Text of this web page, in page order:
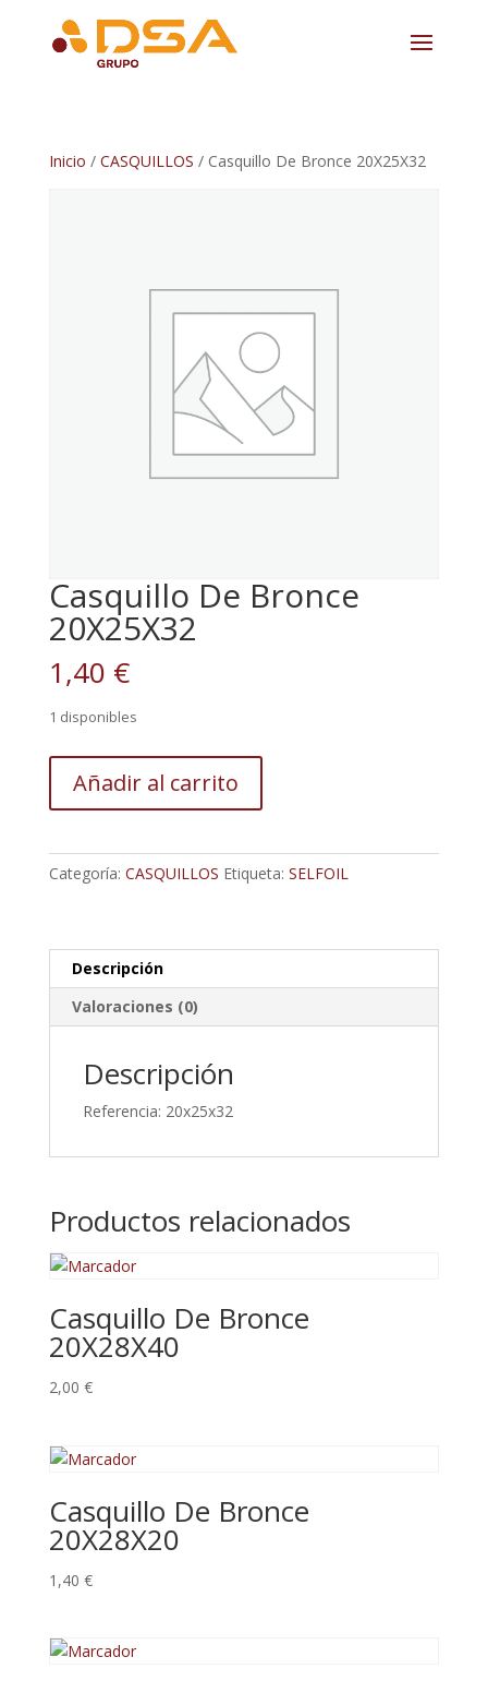
Inicio / CASQUILLOS / Casquillo De Bronce 20X25X32
Casquillo De Bronce
20X25X32
1,40 €
1 disponibles
cantidad
Añadir al carrito
Categoría: CASQUILLOS Etiqueta: SELFOIL
Descripción
Valoraciones (0)
Descripción
Referencia: 20x25x32
Productos relacionados
Casquillo De Bronce
20X28X40
2,00 €
Casquillo De Bronce
20X28X20
1,40 €